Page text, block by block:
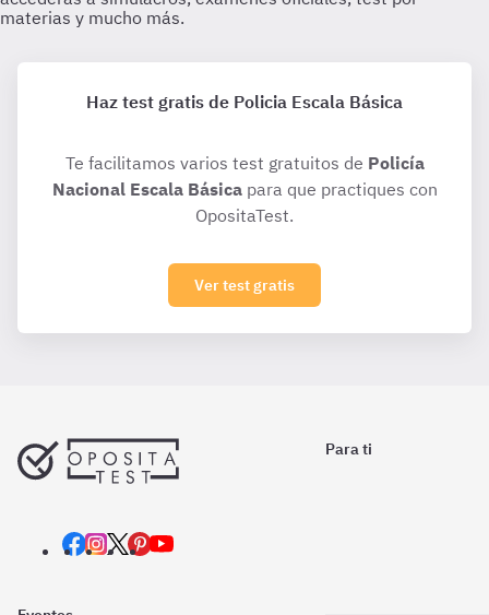
Haz test gratis de Policia Escala Básica
Te facilitamos varios test gratuitos de Policía
Nacional Escala Básicapara que practiques con
OpositaTest.
Ver test gratis
Para ti